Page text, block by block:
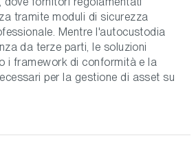
tramite moduli di sicurezza
Mentre l'autocustodia
da terze parti, le soluzioni
i framework di conformità e la
per la gestione di asset su